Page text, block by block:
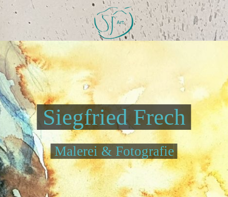
Siegfried Frech
Malerei & Fotografie